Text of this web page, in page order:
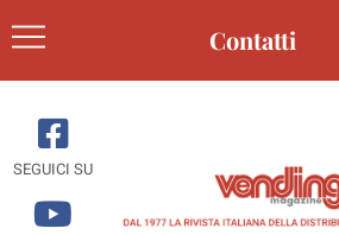
Contatti
SEGUICI SU